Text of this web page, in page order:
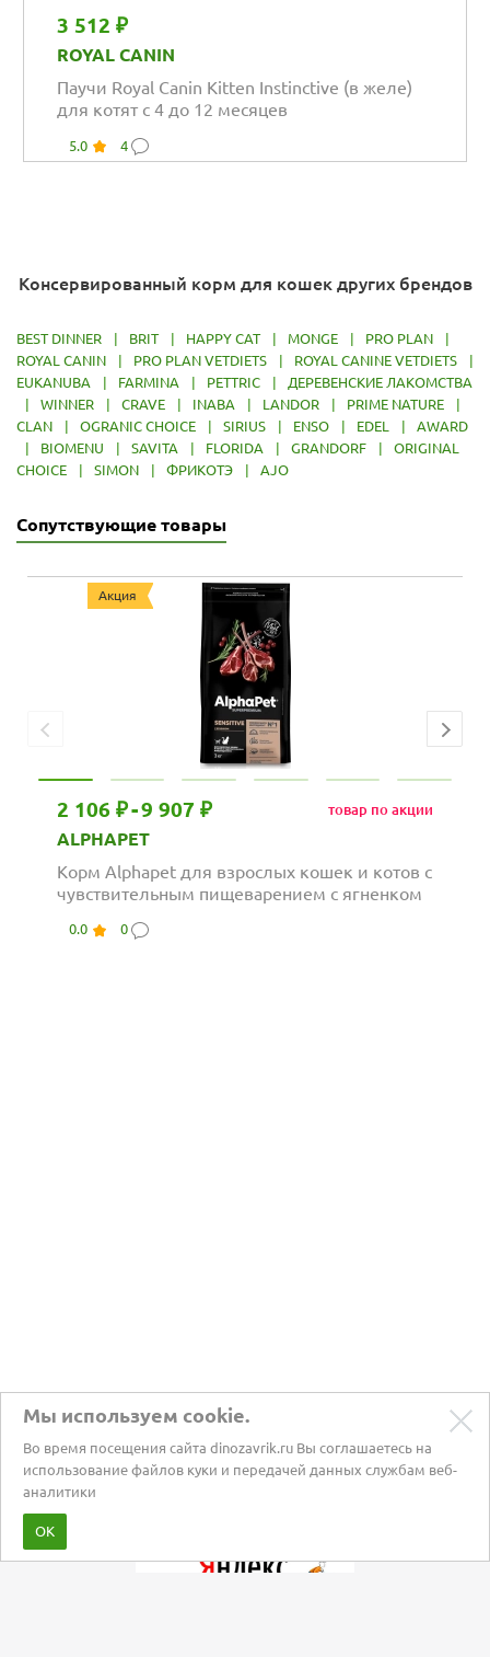
3 512 ₽
ROYAL CANIN
Паучи Royal Canin Kitten Instinctive (в желе)
для котят с 4 до 12 месяцев
5.0 4
Консервированный корм для кошек других брендов
BEST DINNER | BRIT | HAPPY CAT | MONGE | PRO PLAN
|
ROYAL CANIN
| PRO PLAN VETDIETS | ROYAL CANINE VETDIETS
|
EUKANUBA
| FARMINA | PETTRIC |
ДЕРЕВЕНСКИЕ ЛАКОМСТВА
|
WINNER | CRAVE | INABA | LANDOR | PRIME NATURE
|
CLAN
| OGRANIC CHOICE | SIRIUS | ENSO | EDEL |
AWARD
|
BIOMENU | SAVITA | FLORIDA | GRANDORF |
ORIGINAL
CHOICE
| SIMON | ФРИКОТЭ | AJO
Сопутствующие товары
Акция
2 106 ₽-9 907 ₽ товар по акции
ALPHAPET
Корм Alphapet для взрослых кошек и котов с
чувствительным пищеварением с ягненком
0.0 0
Мы используем cookie.
Во время посещения сайта dinozavrik.ru Вы соглашаетесь на
использование файлов куки и передачей данных службам веб-
аналитики
ОК